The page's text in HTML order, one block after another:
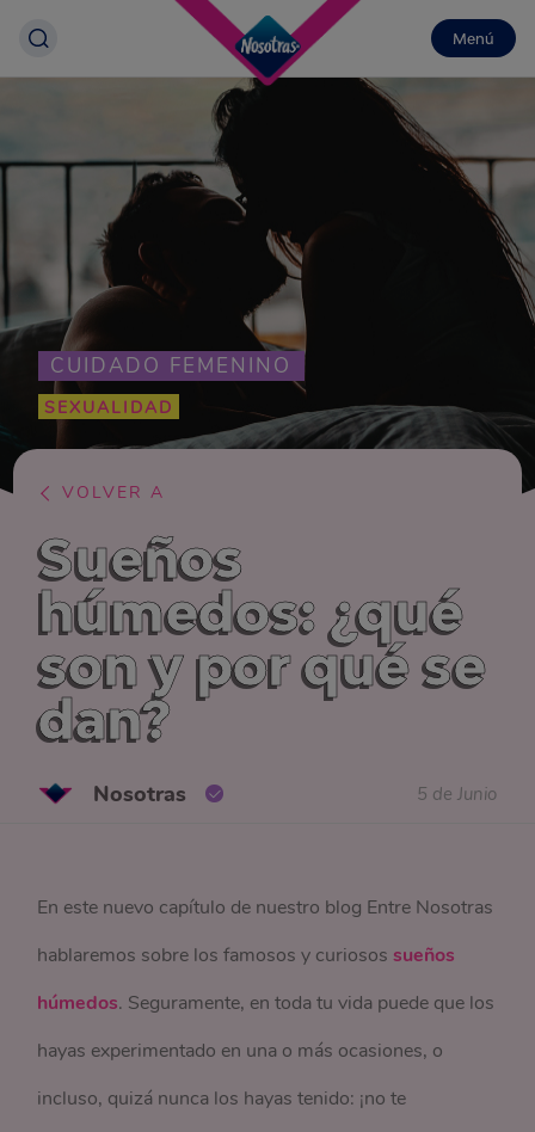
Menú
CUIDADO FEMENINO
SEXUALIDAD
VOLVER A
Sueños
húmedos: ¿qué
son y por qué se
dan?
Nosotras 5 de Junio
En este nuevo capítulo de nuestro blog Entre Nosotras
hablaremos sobre los famosos y curiosossueños
húmedos. Seguramente, en toda tu vida puede que los
hayas experimentado en una o más ocasiones, o
incluso, quizá nunca los hayas tenido: ¡no te